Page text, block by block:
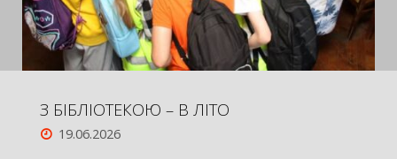
З БІБЛІОТЕКОЮ – В ЛІТО
19.06.2026